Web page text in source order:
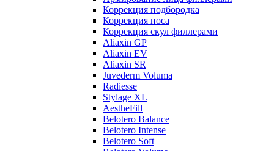
Коррекция подбородка
Коррекция носа
Коррекция скул филлерами
Aliaxin GP
Aliaxin EV
Aliaxin SR
Juvederm Voluma
Radiesse
Stylage XL
AestheFill
Belotero Balance
Belotero Intense
Belotero Soft